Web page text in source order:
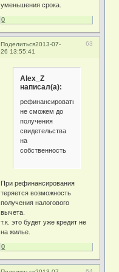
уменьшения срока.
0
Поделиться 63
2013-07-
26 13:55:41
Alex_Z
написал(а):
рефинансироваться
не сможем до
получения
свидетельства
на
собственность
При рефинансирования
теряется возможность
получения налогового
вычета.
т.к. это будет уже кредит не
на жилье.
0